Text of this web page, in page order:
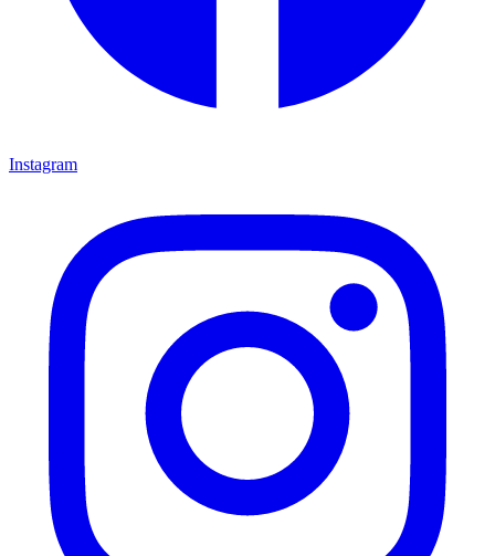
Instagram